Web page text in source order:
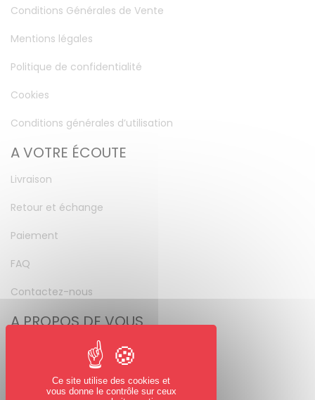
Conditions Générales de Vente
Mentions légales
Politique de confidentialité
Cookies
Conditions générales d’utilisation
A VOTRE ÉCOUTE
Livraison
Retour et échange
Paiement
FAQ
Contactez-nous
A PROPOS DE VOUS
Mot de passe perdu
Ce site utilise des cookies et
vous donne le contrôle sur ceux